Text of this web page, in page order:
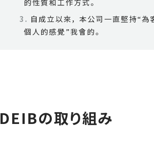
的性質和工作方式。
自成立以來， 本公司一直堅持“
個人的感覺”我會的。
DEIBの取り組み